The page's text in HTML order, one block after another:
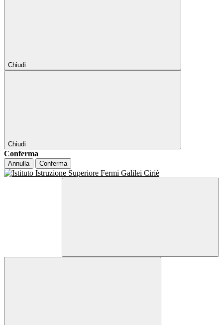
Chiudi
Chiudi
Conferma
Annulla Conferma